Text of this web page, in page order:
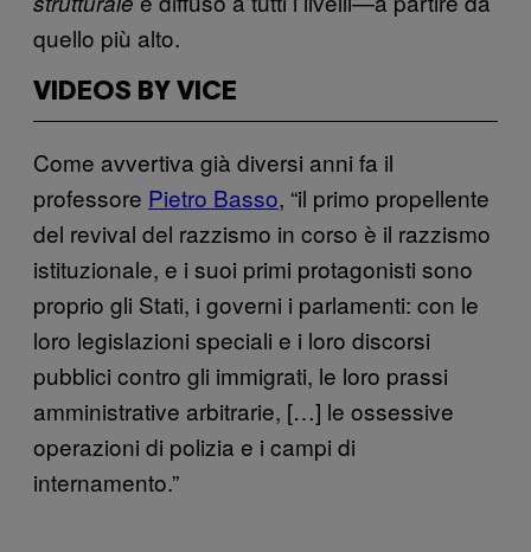
quello più alto.
VIDEOS BY VICE
Come avvertiva già diversi anni fa il
professore Pietro Basso, “il primo propellente
del revival del razzismo in corso è il razzismo
istituzionale, e i suoi primi protagonisti sono
proprio gli Stati, i governi i parlamenti: con le
loro legislazioni speciali e i loro discorsi
pubblici contro gli immigrati, le loro prassi
amministrative arbitrarie, […] le ossessive
operazioni di polizia e i campi di
internamento.”